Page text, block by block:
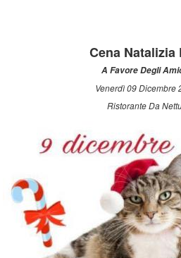
Cena Natalizia
A Favore Degli
Venerdì 09 Dicembre
Ristorante Da